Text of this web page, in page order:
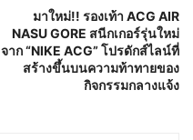
มาใหม่!! รองเท้า ACG AIR
NASU GORE สนีกเกอร์รุ่นใหม่
จาก “NIKE ACG” โปรดักส์ไลน์ที่
สร้างขึ้นบนความท้าทายของ
กิจกรรมกลางแจ้ง